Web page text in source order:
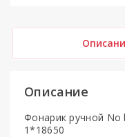
Описание
Фонарик ручной No
1*18650